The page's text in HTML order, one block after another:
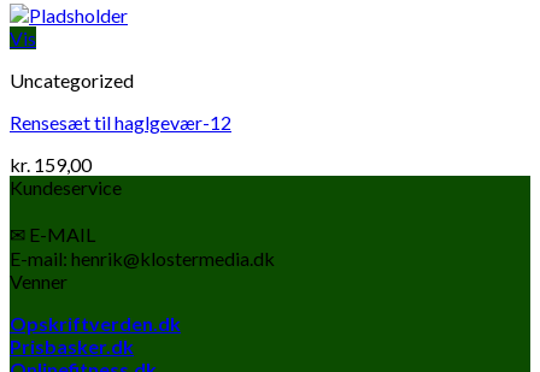
Vis
Uncategorized
Rensesæt til haglgevær-12
kr. 159,00
Kundeservice
✉ E-MAIL
E-mail: henrik@klostermedia.dk
Venner
Opskriftverden.dk
Prisbasker.dk